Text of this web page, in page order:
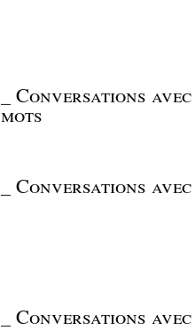
Conversations
mots
Conversations
Conversations